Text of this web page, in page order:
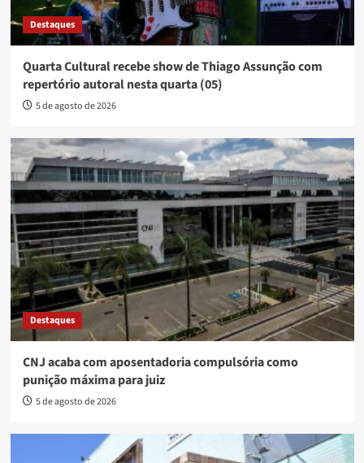
Destaques
Quarta Cultural recebe show de Thiago Assunção com
repertório autoral nesta quarta (05)
5 de agosto de 2026
Destaques
CNJ acaba com aposentadoria compulsória como
punição máxima para juiz
5 de agosto de 2026